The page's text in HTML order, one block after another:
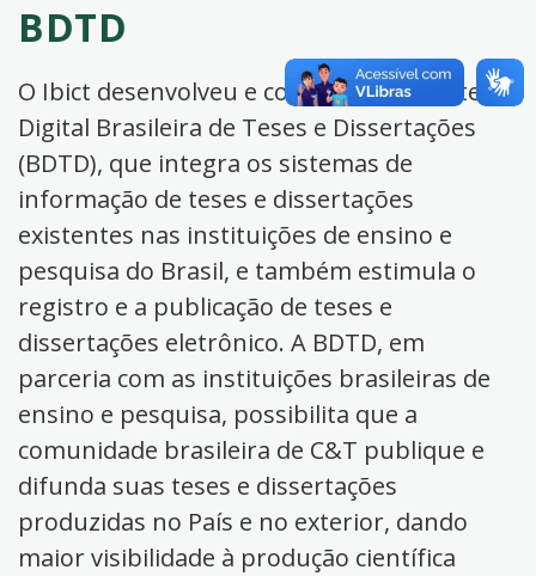
BDTD
O Ibict desenvolveu e coordena a Biblioteca
Digital Brasileira de Teses e Dissertações
(BDTD), que integra os sistemas de
informação de teses e dissertações
existentes nas instituições de ensino e
pesquisa do Brasil, e também estimula o
registro e a publicação de teses e
dissertações eletrônico. A BDTD, em
parceria com as instituições brasileiras de
ensino e pesquisa, possibilita que a
comunidade brasileira de C&T publique e
difunda suas teses e dissertações
produzidas no País e no exterior, dando
maior visibilidade à produção científica